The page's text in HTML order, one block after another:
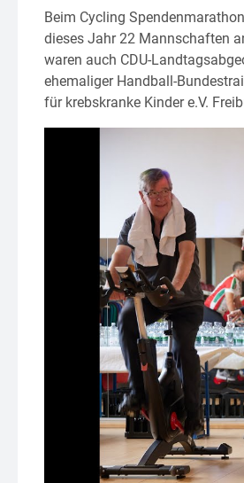
Beim Cycling
dieses Jahr 22 Mannschaften
waren auch CDU-
ehemaliger Handball-
für krebskranke Kinder e.V.